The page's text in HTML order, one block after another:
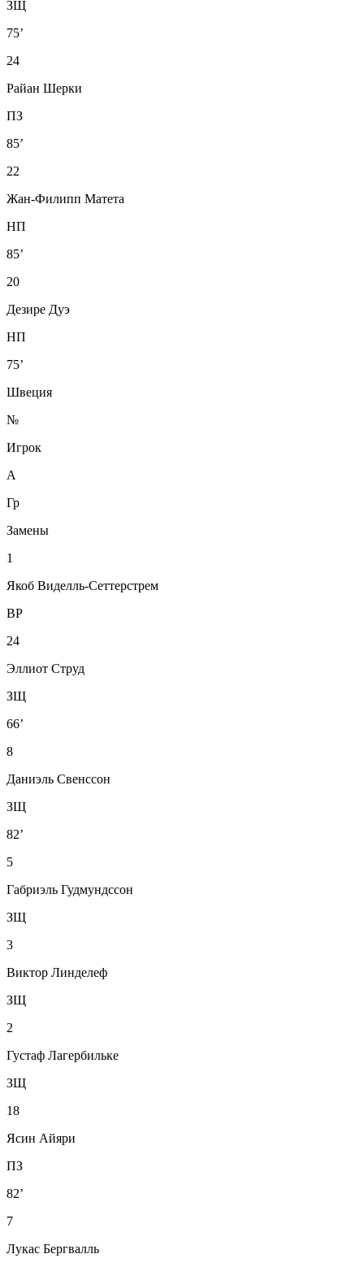
ЗЩ
75’
24
Райан Шерки
ПЗ
85’
22
Жан-Филипп Матета
НП
85’
20
Дезире Дуэ
НП
75’
Швеция
№
Игрок
А
Гр
Замены
1
Якоб Виделль-Сеттерстрем
ВР
24
Эллиот Струд
ЗЩ
66’
8
Даниэль Свенссон
ЗЩ
82’
5
Габриэль Гудмундссон
ЗЩ
3
Виктор Линделеф
ЗЩ
2
Густаф Лагербильке
ЗЩ
18
Ясин Айяри
ПЗ
82’
7
Лукас Бергвалль